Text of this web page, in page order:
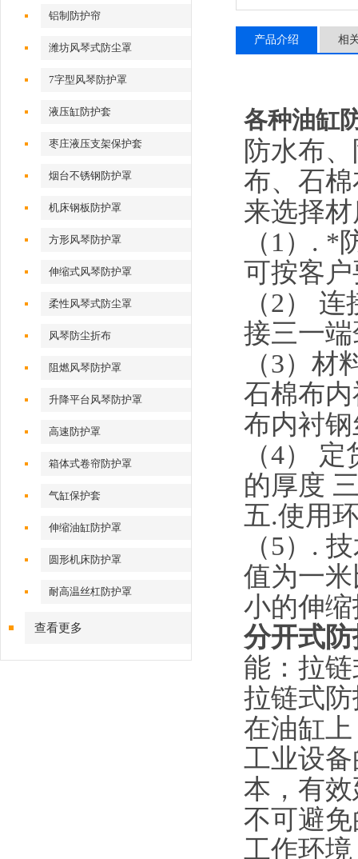
铝制防护帘
潍坊风琴式防尘罩
7字型风琴防护罩
液压缸防护套
枣庄液压支架保护套
烟台不锈钢防护罩
机床钢板防护罩
方形风琴防护罩
伸缩式风琴防护罩
柔性风琴式防尘罩
风琴防尘折布
阻燃风琴防护罩
升降平台风琴防护罩
高速防护罩
箱体式卷帘防护罩
气缸保护套
伸缩油缸防护罩
圆形机床防护罩
耐高温丝杠防护罩
查看更多
产品介绍 相
各种油缸
防水布
布、石
来选择
（1）.
可按客
（2）
接三一
（3）
石棉布
布内衬
（4）
的厚度
五.使用
（5）.
值为一
小的伸
分开式
能：拉
拉链式
在油缸
工业设
本，有
不可避
工作环